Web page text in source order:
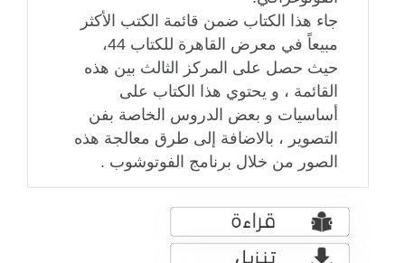
جاء هذا الكتاب ضمن قائمة الكتب الأكثر
مبيعاً في معرض القاهرة للكتاب 44،
حيث حصل على المركز الثالث بين هذه
القائمة ، و يحتوي هذا الكتاب على
أساسيات و بعض الدروس الخاصة بفن
التصوير ، بالاضافة إلى طرق معالجة هذه
الصور من خلال برنامج الفوتوشوب .